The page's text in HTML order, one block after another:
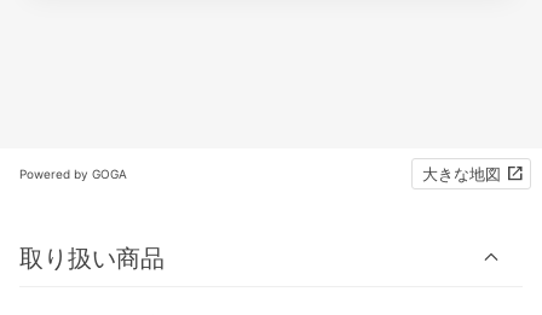
Powered by GOGA 大きな地図
取り扱い商品